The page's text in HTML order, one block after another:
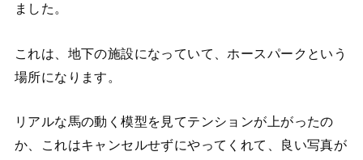
ました。
これは、地下の施設になっていて、ホースパークという
場所になります。
リアルな馬の動く模型を見てテンションが上がったの
か、これはキャンセルせずにやってくれて、良い写真が